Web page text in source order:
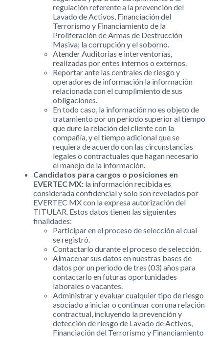
regulación referente a la prevención del
Lavado de Activos, Financiación del
Terrorismo y Financiamiento de la
Proliferación de Armas de Destrucción
Masiva; la corrupción y el soborno.
Atender Auditorias e interventorías,
realizadas por entes internos o externos.
Reportar ante las centrales de riesgo y
operadores de información la información
relacionada con el cumplimiento de sus
obligaciones.
En todo caso, la información no es objeto de
tratamiento por un período superior al tiempo
que dure la relación del cliente con la
compañía, y el tiempo adicional que se
requiera de acuerdo con las circunstancias
legales o contractuales que hagan necesario
el manejo de la información.
Candidatos para cargos o posiciones en
EVERTEC MX: la información recibida es
considerada confidencial y solo son revelados por
EVERTEC MX con la expresa autorización del
TITULAR. Estos datos tienen las siguientes
finalidades:
Participar en el proceso de selección al cual
se registró.
Contactarlo durante el proceso de selección.
Almacenar sus datos en nuestras bases de
datos por un periodo de tres (03) años para
contactarlo en futuras oportunidades
laborales o vacantes.
Administrar y evaluar cualquier tipo de riesgo
asociado a iniciar o continuar con una relación
contractual, incluyendo la prevención y
detección de riesgo de Lavado de Activos,
Financiación del Terrorismo y Financiamiento